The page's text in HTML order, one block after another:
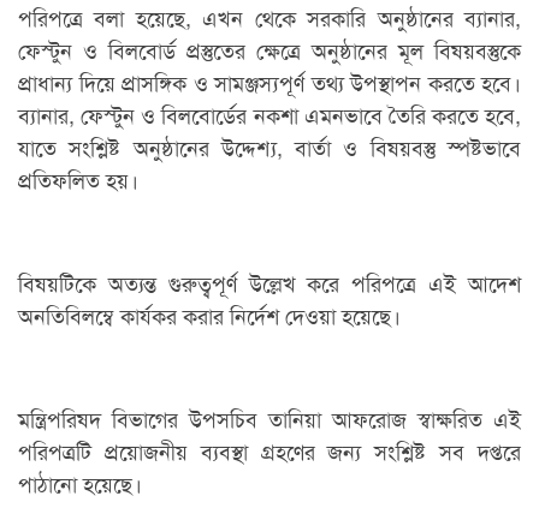
পরিপত্রে বলা হয়েছে, এখন থেকে সরকারি অনুষ্ঠানের ব্যানার,
ফেস্টুন ও বিলবোর্ড প্রস্তুতের ক্ষেত্রে অনুষ্ঠানের মূল বিষয়বস্তুকে
প্রাধান্য দিয়ে প্রাসঙ্গিক ও সামঞ্জস্যপূর্ণ তথ্য উপস্থাপন করতে হবে।
ব্যানার, ফেস্টুন ও বিলবোর্ডের নকশা এমনভাবে তৈরি করতে হবে,
যাতে সংশ্লিষ্ট অনুষ্ঠানের উদ্দেশ্য, বার্তা ও বিষয়বস্তু স্পষ্টভাবে
প্রতিফলিত হয়।
বিষয়টিকে অত্যন্ত গুরুত্বপূর্ণ উল্লেখ করে পরিপত্রে এই আদেশ
অনতিবিলম্বে কার্যকর করার নির্দেশ দেওয়া হয়েছে।
মন্ত্রিপরিষদ বিভাগের উপসচিব তানিয়া আফরোজ স্বাক্ষরিত এই
পরিপত্রটি প্রয়োজনীয় ব্যবস্থা গ্রহণের জন্য সংশ্লিষ্ট সব দপ্তরে
পাঠানো হয়েছে।